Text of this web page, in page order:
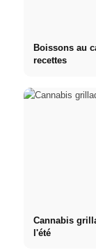
Boissons au
recettes
Cannabis
l'été